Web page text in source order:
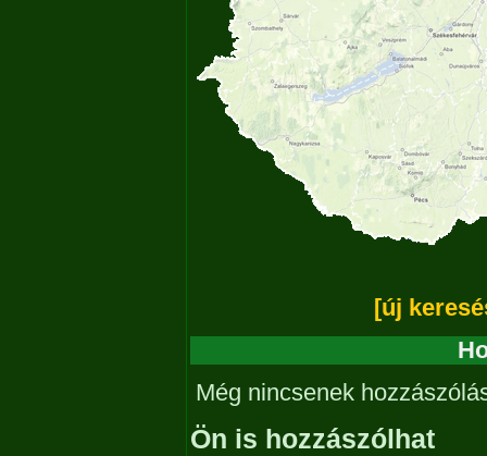
[új
Még nincsenek
Ön is hozzászólhat